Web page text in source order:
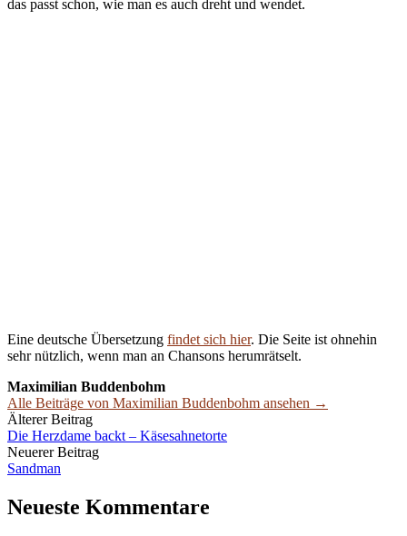
das passt schon, wie man es auch dreht und wendet.
Eine deutsche Übersetzung findet sich hier. Die Seite ist ohnehin
sehr nützlich, wenn man an Chansons herumrätselt.
Maximilian Buddenbohm
Alle Beiträge von Maximilian Buddenbohm ansehen →
Beitrags-
Navigation
Älterer Beitrag
Die Herzdame backt – Käsesahnetorte
Neuerer Beitrag
Sandman
Neueste Kommentare